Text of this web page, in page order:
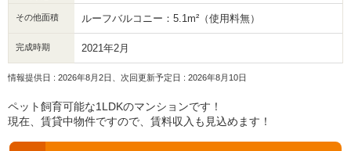
その他面積 ルーフバルコニー：5.1m²（使用料無）
完成時期 2021年2月
情報提供日 : 2026年8月2日、次回更新予定日 : 2026年8月10日
ペット飼育可能な1LDKのマンションです！
現在、賃貸中物件ですので、賃料収入も見込めます！